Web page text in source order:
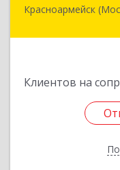
Красноармейск
Клиентов на
141292,